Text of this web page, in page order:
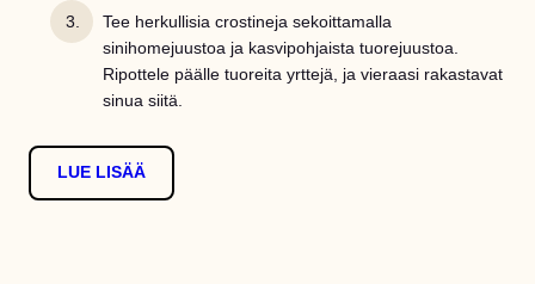
Tee herkullisia crostineja sekoittamalla
sinihomejuustoa ja kasvipohjaista tuorejuustoa.
Ripottele päälle tuoreita yrttejä, ja vieraasi rakastavat
sinua siitä.
LUE LISÄÄ